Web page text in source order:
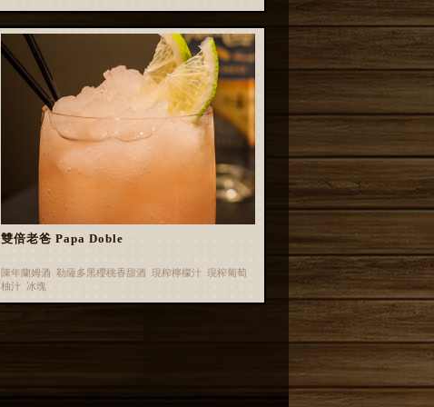
雙倍老爸 Papa Doble
陳年蘭姆酒 勒薩多黑櫻桃香甜酒 現榨檸檬汁 現榨葡萄
柚汁 冰塊